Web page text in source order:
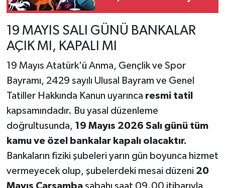
19 MAYIS SALI GÜNÜ BANKALAR
AÇIK MI, KAPALI MI
19 Mayıs Atatürk'ü Anma, Gençlik ve Spor
Bayramı, 2429 sayılı Ulusal Bayram ve Genel
Tatiller Hakkında Kanun uyarınca resmi tatil
kapsamındadır. Bu yasal düzenleme
doğrultusunda, 19 Mayıs 2026 Salı günü tüm
kamu ve özel bankalar kapalı olacaktır.
Bankaların fiziki şubeleri yarın gün boyunca hizmet
vermeyecek olup, şubelerdeki mesai düzeni 20